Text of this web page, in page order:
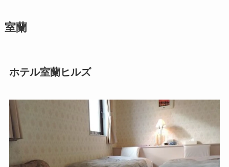
室蘭
ホテル室蘭ヒルズ